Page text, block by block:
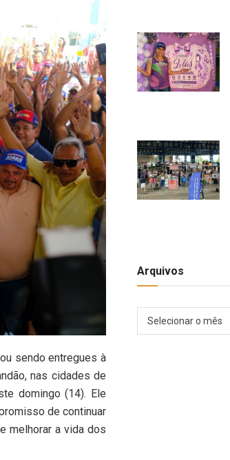
sendo entregues à
nas cidades de
domingo (14). Ele
de continuar
melhorar a vida dos
Arquivos
Selecionar o mês